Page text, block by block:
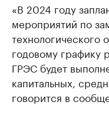
«В 2024 году
мероприятий по
технологического
годовому графику
ГРЭС будет
капитальных,
говорится в